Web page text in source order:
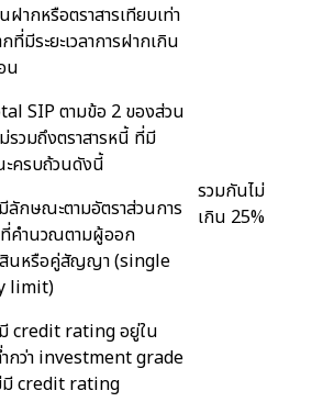
ฝากหรือตราสารเทียบเท่า
ที่มีระยะเวลาการฝากเกิน
น
SIP ตามข้อ 2 ของส่วน
รวมถึงตราสารหนี้ ที่มี
ครบถ้วนดังนี้
ลักษณะตามอัตราส่วนการ
คำนวณตามผู้ออก
นหรือคู่สัญญา (single
limit)
credit rating อยู่ใน
ำกว่า investment grade
มี credit rating
รวมกันไม่
เกิน 25%